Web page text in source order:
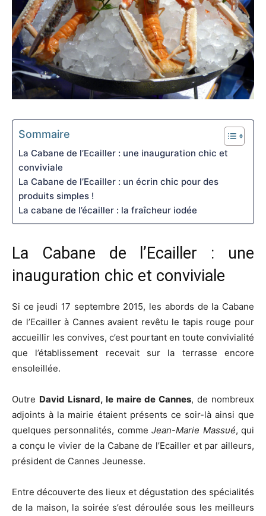
Sommaire
La Cabane de l’Ecailler : une inauguration chic et
conviviale
La Cabane de l’Ecailler : un écrin chic pour des
produits simples !
La cabane de l’écailler : la fraîcheur iodée
La Cabane de l’Ecailler : une
inauguration chic et conviviale
Si ce jeudi 17 septembre 2015, les abords de la Cabane
de l’Ecailler à Cannes avaient revêtu le tapis rouge pour
accueillir les convives, c’est pourtant en toute convivialité
que l’établissement recevait sur la terrasse encore
ensoleillée.
Outre David Lisnard, le maire de Cannes, de nombreux
adjoints à la mairie étaient présents ce soir-là ainsi que
quelques personnalités, commeJean-Marie Massué, qui
a conçu le vivier de la Cabane de l’Ecailler et par ailleurs,
président de Cannes Jeunesse.
Entre découverte des lieux et dégustation des spécialités
de la maison, la soirée s’est déroulée sous les meilleurs